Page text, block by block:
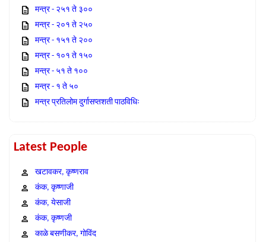
मन्त्र - २५१ ते ३००
मन्त्र - २०१ ते २५०
मन्त्र - १५१ ते २००
मन्त्र - १०१ ते १५०
मन्त्र - ५१ ते १००
मन्त्र - १ ते ५०
मन्त्र प्रतिलोम दुर्गासप्तशती पाठविधिः
Latest People
खटावकर, कृष्णराव
कंक, कृष्णाजी
कंक, येसाजी
कंक, कृष्णजी
काळे बसणीकर, गोविंद